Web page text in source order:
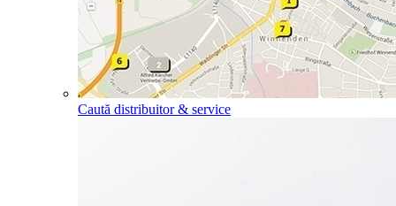
Caută distribuitor & service